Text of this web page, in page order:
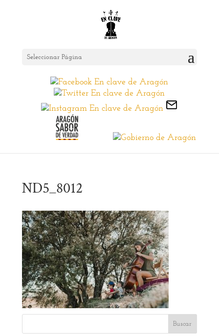
Seleccionar Página
ND5_8012